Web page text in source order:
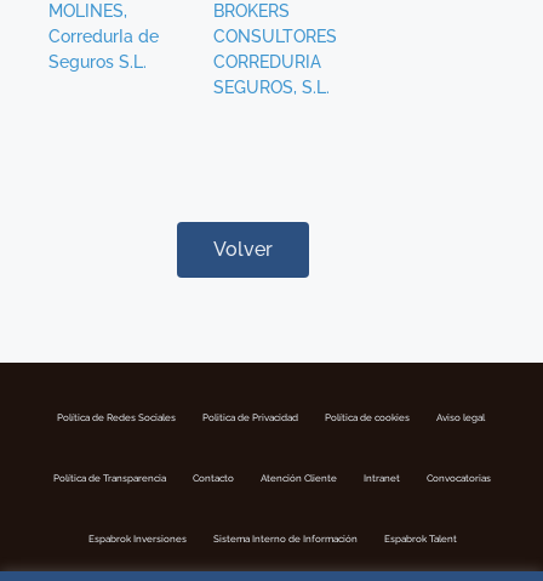
MOLINES,
CorredurIa de
Seguros S.L.
BROKERS
CONSULTORES
CORREDURIA
SEGUROS, S.L.
Volver
Política de Redes Sociales Politica de Privacidad Política de cookies Aviso legal
Política de Transparencia Contacto Atención Cliente Intranet Convocatorias
Espabrok Inversiones Sistema Interno de Información Espabrok Talent